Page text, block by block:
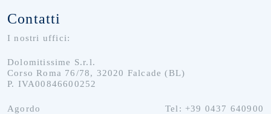
Contatti
I nostri uffici:
Dolomitissime S.r.l.
Corso Roma 76/78, 32020 Falcade (BL)
P. IVA00846600252
Agordo
Tel: +39 0437 640900